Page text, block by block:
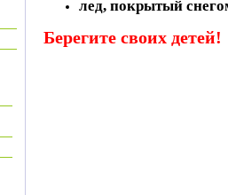
лед, покрытый
Берегите своих детей!